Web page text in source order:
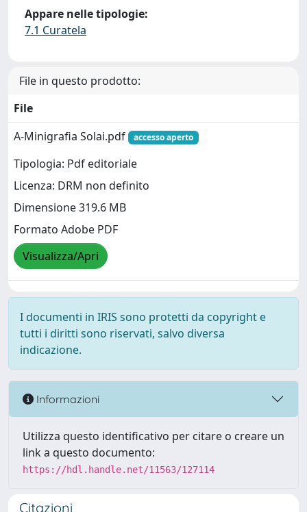
Appare nelle tipologie:
7.1 Curatela
File in questo prodotto:
File
A-Minigrafia Solai.pdf
accesso aperto
Tipologia: Pdf editoriale
Licenza: DRM non definito
Dimensione 319.6 MB
Formato Adobe PDF
Visualizza/Apri
I documenti in IRIS sono protetti da copyright e
tutti i diritti sono riservati, salvo diversa
indicazione.
Informazioni
Utilizza questo identificativo per citare o creare un
link a questo documento:
https://hdl.handle.net/11563/127114
Citazioni